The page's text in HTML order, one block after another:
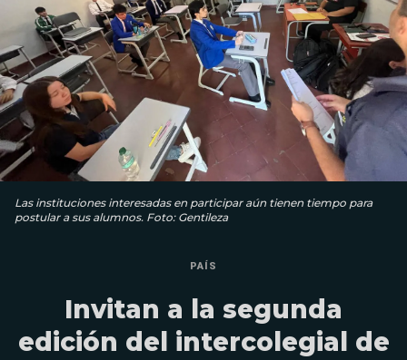
Las instituciones interesadas en participar aún tienen tiempo para
postular a sus alumnos. Foto: Gentileza
PAÍS
Invitan a la segunda
edición del intercolegial de